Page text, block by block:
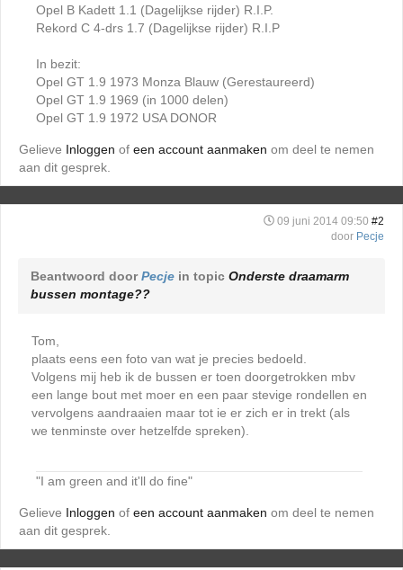
Opel B Kadett 1.1 (Dagelijkse rijder) R.I.P.
Rekord C 4-drs 1.7 (Dagelijkse rijder) R.I.P
In bezit:
Opel GT 1.9 1973 Monza Blauw (Gerestaureerd)
Opel GT 1.9 1969 (in 1000 delen)
Opel GT 1.9 1972 USA DONOR
Gelieve Inloggen of een account aanmaken om deel te nemen
aan dit gesprek.
09 juni 2014 09:50 #2
door Pecje
Beantwoord doorPecje in topic Onderste draamarm
bussen montage??
Tom,
plaats eens een foto van wat je precies bedoeld.
Volgens mij heb ik de bussen er toen doorgetrokken mbv
een lange bout met moer en een paar stevige rondellen en
vervolgens aandraaien maar tot ie er zich er in trekt (als
we tenminste over hetzelfde spreken).
"I am green and it'll do fine"
Gelieve Inloggen of een account aanmaken om deel te nemen
aan dit gesprek.